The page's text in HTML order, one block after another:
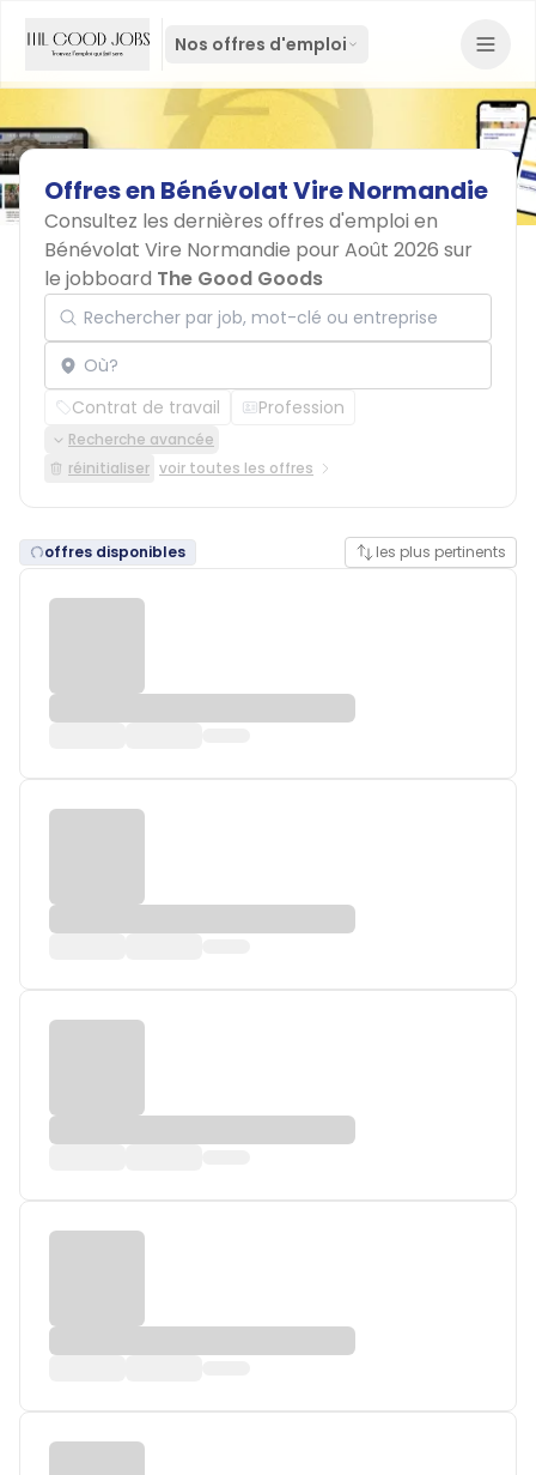
Nos offres d'emploi
Offresen BénévolatVireNormandie
Consultez les dernières offres d'emploi en
Bénévolat Vire Normandie pour Août 2026 sur
le jobboard The Good Goods
Rechercher par job, mot-clé ou entreprise
Localisation
Contrat de travail Profession
Recherche avancée
réinitialiser voir toutes les offres
offres disponibles les plus pertinents